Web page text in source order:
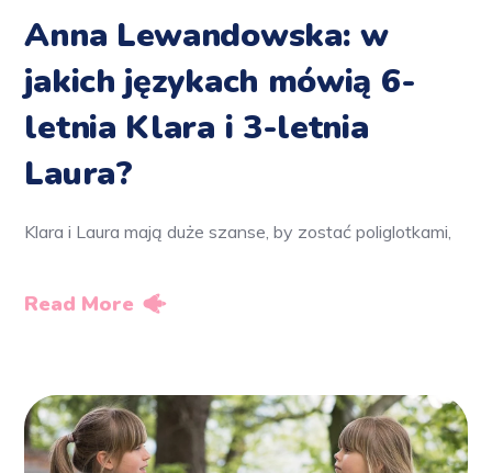
Anna Lewandowska: w
jakich językach mówią 6-
letnia Klara i 3-letnia
Laura?
Klara i Laura mają duże szanse, by zostać poliglotkami,
Read More